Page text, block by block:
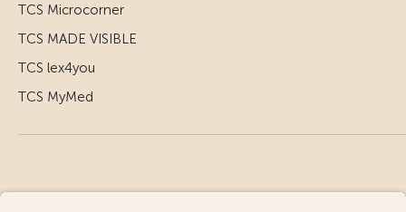
TCS Microcorner
TCS MADE VISIBLE
TCS lex4you
TCS MyMed